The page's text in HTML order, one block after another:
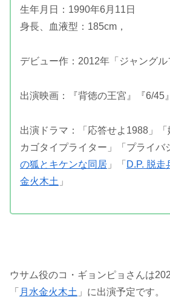
生年月日：1990年6月11日
身長、血液型：185cm，
デビュー作：2012年「ジャングル
出演映画：『背徳の王宮』『6/45』
出演ドラマ：「応答せよ1988」
カゴタイプライター」「プライバ
の狐とキケンな同居 」「 D.P. 脱走
金火木土 」
ウサム役のコ・ギョンピョさんは
「 月水金火木土 」に出演予定です。